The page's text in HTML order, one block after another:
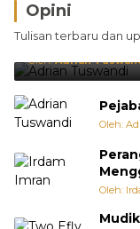
Opini
Tulisan terbaru dan
Brasil Lebih
Punya Cara
Oleh:Adrian
Oleh:
Oleh: